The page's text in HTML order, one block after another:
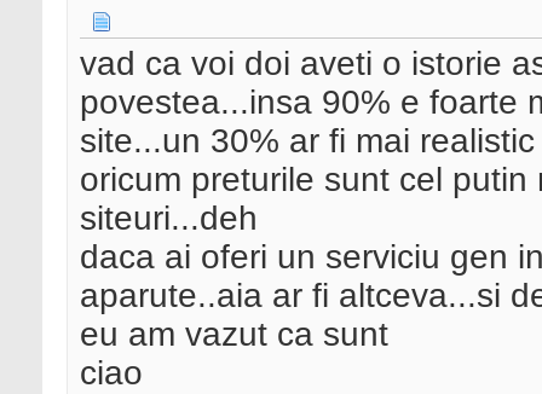
vad ca voi doi aveti o istorie
povestea...insa 90% e foarte
site...un 30% ar fi mai realistic
oricum preturile sunt cel
siteuri...deh
daca ai oferi un serviciu gen
aparute..aia ar fi altceva...si
eu am vazut ca sunt
ciao